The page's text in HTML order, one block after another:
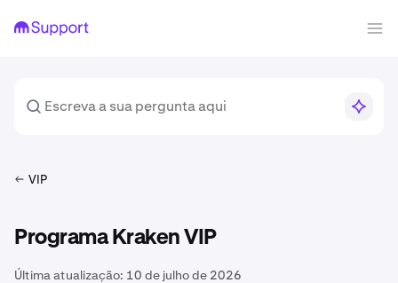
VIP
Programa Kraken VIP
Última atualização: 10 de julho de 2026